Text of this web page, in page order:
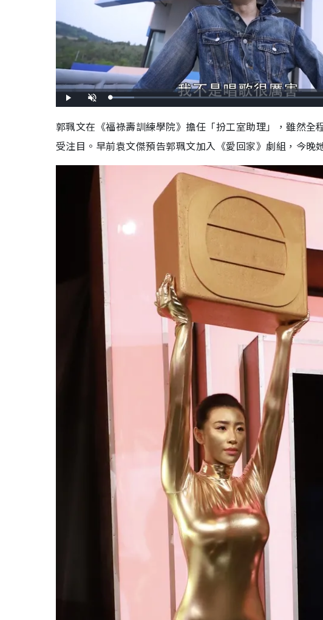
l
n
t
e
L
e
d
9
.
%
郭珮文在《福祿壽訓練學院》擔任「扮工室助理」，雖然
受注目。早前袁文傑預告郭珮文加入《愛回家》劇組，今晚